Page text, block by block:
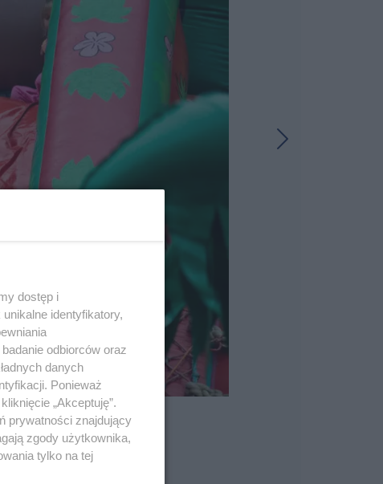
dostęp i
identyfikatory,
odbiorców oraz
danych
Ponieważ
„Akceptuję”.
prywatności znajdujący
zgody użytkownika,
tylko na tej